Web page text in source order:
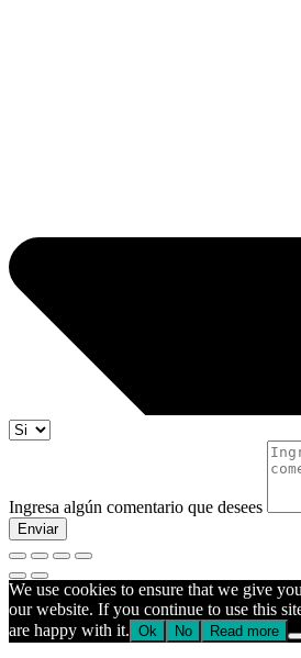
Ingresa algún comentario que desees
Enviar
We use cookies to ensure that we give
our website. If you continue to use this
are happy with it. Ok No Read more